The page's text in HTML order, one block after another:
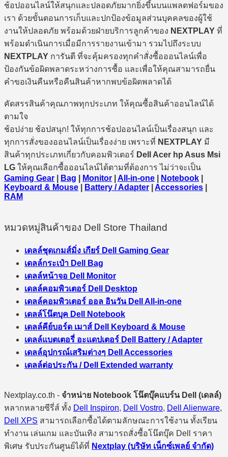
ช้อปออนไลน์ให้สนุกและปลอดภัยมากยิ่งขึ้นบนแพลตฟอร์มของ
เรา ด้วยขั้นตอนการเก็บและปกป้องข้อมูลส่วนบุคคลของผู้ใช้
งานให้ปลอดภัย พร้อมด้วยฝ่ายบริการลูกค้าของ NEXTPLAY ที่
พร้อมดำเนินการเมื่อมีการรายงานเข้ามา รวมไปถึงระบบ
NEXTPLAY การันตี ที่จะคุ้มครองทุกคำสั่งซื้อออนไลน์เพื่อ
ป้องกันข้อผิดพลาดระหว่างการซื้อ และเพื่อให้คุณสามารถยื่น
คำขอเงินคืนหรือคืนสินค้าหากพบข้อผิดพลาดได้
คัดสรรสินค้าคุณภาพทุกประเภท ให้คุณซื้อสินค้าออนไลน์ได้
ตามใจ
ช้อปง่าย ช้อปสนุก! ให้ทุกการช้อปออนไลน์เป็นเรื่องสนุก และ
ทุกการสั่งของออนไลน์เป็นเรื่องง่าย เพราะที่ NEXTPLAY มี
สินค้าทุกประเภทเกี่ยวกับคอมพิวเตอร์ Dell Acer hp Asus Msi
LG ให้คุณเลือกซื้อออนไลน์ได้ตามที่ต้องการ ไม่ว่าจะเป็น
Gaming Gear
Bag Monitor All-in-one Notebook
Keyboard & Mouse
Battery / Adapter Accessories
RAM
หมวดหมู่สินค้าของ Dell Store Thailand
เดลล์ชุดเกมส์มิ่ง เกียร์ Dell Gaming Gear
เดลล์กระเป๋า Dell Bag
เดลล์หน้าจอ Dell Monitor
เดลล์คอมพิวเตอร์ Dell Desktop
เดลล์คอมพิวเตอร์ ออล อินวัน Dell All-in-one
เดลล์โน๊ตบุค Dell Notebook
เดลล์คีย์บอร์ด เมาส์ Dell Keyboard & Mouse
เดลล์แบตเตอรี่ อะแดปเตอร์ Dell Battery / Adapter
เดลล์อุปกรณ์เสริมต่างๆ Dell Accessories
เดลล์ต่อประกัน / Dell Extended warranty
Nextplay.co.th - จำหน่าย Notebook โน๊ตบุ๊คแบร์น Dell (เดลล์)
หลากหลายซีรี่ส์ ทั้ง Dell Inspiron, Dell Vostro, Dell Alienware,
Dell XPS สามารถเลือกซื้อได้ตามลักษณะการใช้งาน ทั้งเรียน
ทำงาน เล่นเกม และบันเทิง สามารถสั่งซื้อโน๊ตบุ๊ค Dell ราคา
พิเศษ รับประกันศูนย์ได้ที่ Nextplay (บริษัท เน็กซ์เพลย์ จำกัด)